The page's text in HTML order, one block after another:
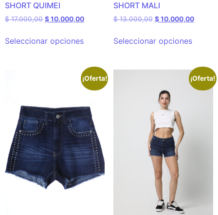
SHORT QUIMEI
$17.000,00 $10.000,00
Seleccionar opciones
SHORT MALI
$13.000,00 $10.000,00
Seleccionar opciones
¡Oferta! ¡Oferta!